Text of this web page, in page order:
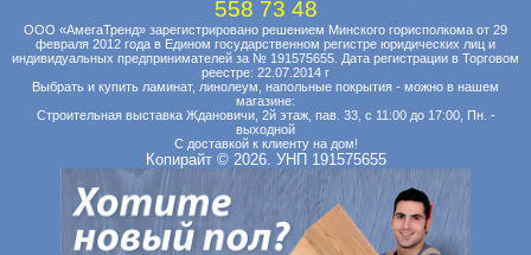
558 73 48
ООО «АмегаТренд» зарегистрировано решением Минского горисполкома от 29
февраля 2012 года в Едином государственном регистре юридических лиц и
индивидуальных предпринимателей за № 191575655. Дата регистрации в Торговом
реестре: 22.07.2014 г
Выбрать и купить ламинат, линолеум, напольные покрытия - можно в нашем
магазине:
Строительная выставка Ждановичи, 2й этаж, пав. 33, с 11:00 до 17:00, Пн. -
выходной
С доставкой к клиенту на дом!
Копирайт © 2026. УНП 191575655